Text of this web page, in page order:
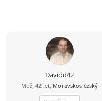
Davidd42
Muž, 42 let, Moravskoslezský